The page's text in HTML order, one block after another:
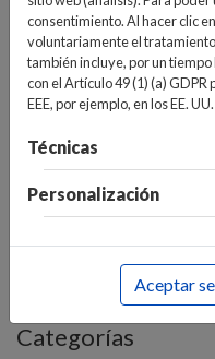
INICIO>INFORMÁTICA
>
Categorías
consentimiento. Al hacer clic
voluntariamente el
también incluye, por un
con el Artículo 49 (1) (a)
EEE, por ejemplo, en los EE. UU.
Técnicas
Personalización
Aceptar